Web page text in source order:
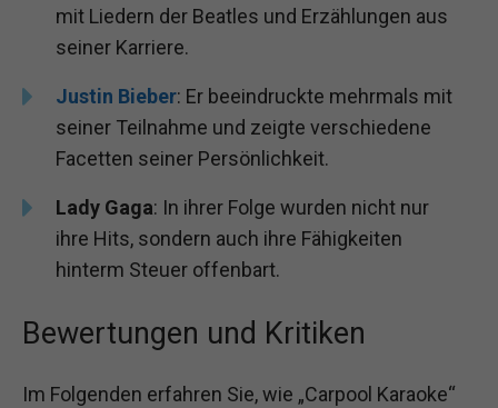
mit Liedern der Beatles und Erzählungen aus
seiner Karriere.
Justin Bieber: Er beeindruckte mehrmals mit
seiner Teilnahme und zeigte verschiedene
Facetten seiner Persönlichkeit.
Lady Gaga: In ihrer Folge wurden nicht nur
ihre Hits, sondern auch ihre Fähigkeiten
hinterm Steuer offenbart.
Bewertungen und Kritiken
Im Folgenden erfahren Sie, wie „Carpool Karaoke“